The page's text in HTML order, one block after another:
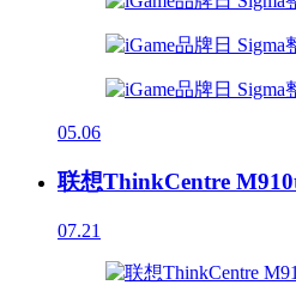
05.06
联想ThinkCentre
07.21